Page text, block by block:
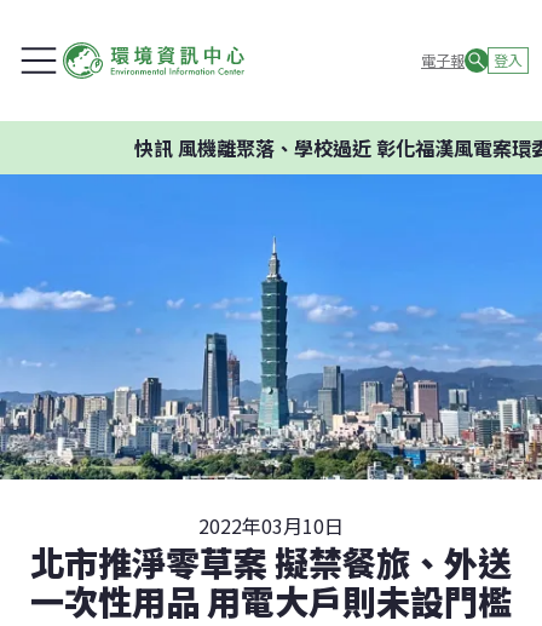
電子報 登入
風機離聚落、學校過近 彰化福漢風電案環委建
2022年03月10日
北市推淨零草案 擬禁餐旅、外送
一次性用品 用電大戶則未設門檻